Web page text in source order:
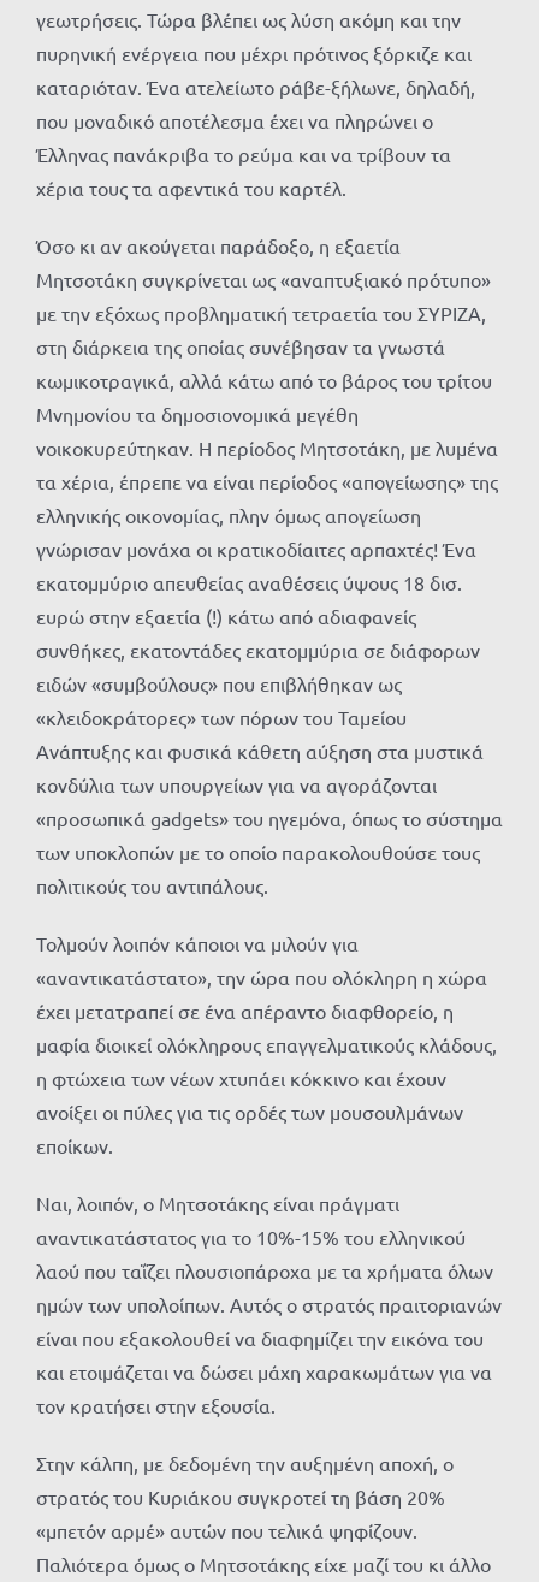
γεωτρήσεις. Τώρα βλέπει ως λύση ακόμη και την
πυρηνική ενέργεια που μέχρι πρότινος ξόρκιζε και
καταριόταν. Ένα ατελείωτο ράβε-ξήλωνε, δηλαδή,
που μοναδικό αποτέλεσμα έχει να πληρώνει ο
Έλληνας πανάκριβα το ρεύμα και να τρίβουν τα
χέρια τους τα αφεντικά του καρτέλ.
Όσο κι αν ακούγεται παράδοξο, η εξαετία
Μητσοτάκη συγκρίνεται ως «αναπτυξιακό πρότυπο»
με την εξόχως προβληματική τετραετία του ΣΥΡΙΖΑ,
στη διάρκεια της οποίας συνέβησαν τα γνωστά
κωμικοτραγικά, αλλά κάτω από το βάρος του τρίτου
Μνημονίου τα δημοσιονομικά μεγέθη
νοικοκυρεύτηκαν. Η περίοδος Μητσοτάκη, με λυμένα
τα χέρια, έπρεπε να είναι περίοδος «απογείωσης» της
ελληνικής οικονομίας, πλην όμως απογείωση
γνώρισαν μονάχα οι κρατικοδίαιτες αρπαχτές! Ένα
εκατομμύριο απευθείας αναθέσεις ύψους 18 δισ.
ευρώ στην εξαετία (!) κάτω από αδιαφανείς
συνθήκες, εκατοντάδες εκατομμύρια σε διάφορων
ειδών «συμβούλους» που επιβλήθηκαν ως
«κλειδοκράτορες» των πόρων του Ταμείου
Ανάπτυξης και φυσικά κάθετη αύξηση στα μυστικά
κονδύλια των υπουργείων για να αγοράζονται
«προσωπικά gadgets» του ηγεμόνα, όπως το σύστημα
των υποκλοπών με το οποίο παρακολουθούσε τους
πολιτικούς του αντιπάλους.
Τολμούν λοιπόν κάποιοι να μιλούν για
«αναντικατάστατο», την ώρα που ολόκληρη η χώρα
έχει μετατραπεί σε ένα απέραντο διαφθορείο, η
μαφία διοικεί ολόκληρους επαγγελματικούς κλάδους,
η φτώχεια των νέων χτυπάει κόκκινο και έχουν
ανοίξει οι πύλες για τις ορδές των μουσουλμάνων
εποίκων.
Ναι, λοιπόν, ο Μητσοτάκης είναι πράγματι
αναντικατάστατος για το 10%-15% του ελληνικού
λαού που ταΐζει πλουσιοπάροχα με τα χρήματα όλων
ημών των υπολοίπων. Αυτός ο στρατός πραιτοριανών
είναι που εξακολουθεί να διαφημίζει την εικόνα του
και ετοιμάζεται να δώσει μάχη χαρακωμάτων για να
τον κρατήσει στην εξουσία.
Στην κάλπη, με δεδομένη την αυξημένη αποχή, ο
στρατός του Κυριάκου συγκροτεί τη βάση 20%
«μπετόν αρμέ» αυτών που τελικά ψηφίζουν.
Παλιότερα όμως ο Μητσοτάκης είχε μαζί του κι άλλο